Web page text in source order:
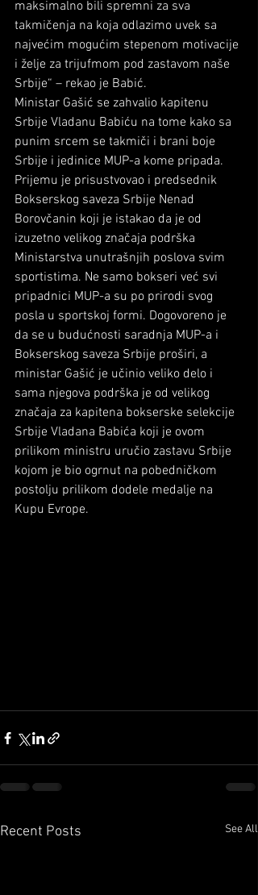
maksimalno bili spremni za sva
takmičenja na koja odlazimo uvek sa
najvećim mogućim stepenom motivacije
i želje za trijufmom pod zastavom naše
Srbije“ – rekao je Babić.
Ministar Gašić se zahvalio kapitenu
Srbije Vladanu Babiću na tome kako sa
punim srcem se takmiči i brani boje
Srbije i jedinice MUP-a kome pripada.
Prijemu je prisustvovao i predsednik
Bokserskog saveza Srbije Nenad
Borovčanin koji je istakao da je od
izuzetno velikog značaja podrška
Ministarstva unutrašnjih poslova svim
sportistima. Ne samo bokseri već svi
pripadnici MUP-a su po prirodi svog
posla u sportskoj formi. Dogovoreno je
da se u budućnosti saradnja MUP-a i
Bokserskog saveza Srbije proširi, a
ministar Gašić je učinio veliko delo i
sama njegova podrška je od velikog
značaja za kapitena bokserske selekcije
Srbije Vladana Babića koji je ovom
prilikom ministru uručio zastavu Srbije
kojom je bio ogrnut na pobedničkom
postolju prilikom dodele medalje na
Kupu Evrope.
Recent Posts See All